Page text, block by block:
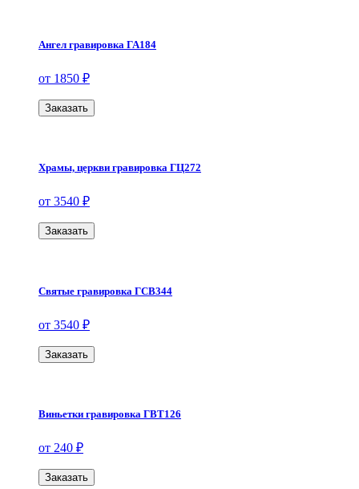
Ангел гравировка ГА184
от 1850 ₽
Заказать
Храмы, церкви гравировка ГЦ272
от 3540 ₽
Заказать
Святые гравировка ГСВ344
от 3540 ₽
Заказать
Виньетки гравировка ГВТ126
от 240 ₽
Заказать